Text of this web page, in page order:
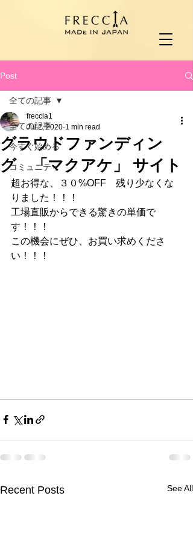
Post
全ての記事
今すぐ始める
コミュニティ
全ての記事
グラウドファンディン
グ 「マクアケ」 サイト
freccia1
Jul 2, 2020 1 min read
超お得な、３０%OFF　残り少なくな
りました！！！
工場直販からできる驚きの単価で
す！！！
この機会にぜひ、お買い求めくださ
い！！！
Recent Posts See All